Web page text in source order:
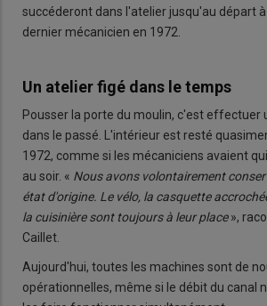
succéderont dans l'atelier jusqu'au départ
dernier mécanicien en 1972.
Un atelier figé dans le temps
Pousser la porte du moulin, c'est effectuer
dans le passé. L'intérieur est resté
1972, comme si les mécaniciens avaient
au soir. « Nous avons volontairement
état d'origine. Le vélo, la casquette
la cuisinière sont toujours à leur place»,
Caillet.
Aujourd'hui, toutes les machines sont de
opérationnelles, même si le débit du canal